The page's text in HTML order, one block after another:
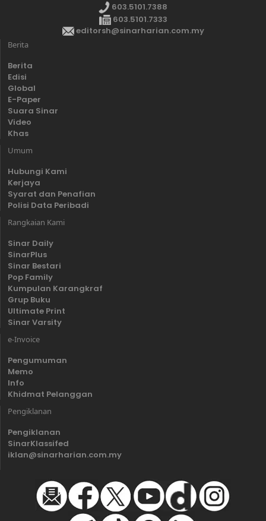
603.5101.7388
603.5101.7333
editorsh@sinarharian.com.my
Berita
Berita
Edisi
Global
E-Paper
Suara Sinar
Video
Khas
Umum
Hubungi Kami
Kerjaya
Syarat dan Penafian
Polisi Data Peribadi
Rangkaian Kami
Sinar Daily
SinarPlus
Sinar Bestari
Pop Family
Kumpulan Karangkraf
Grup Buku
Ultimate Print
Sinar Varsity
e-Invoice
Pengumuman
Memo
Info
Khidmat Pelanggan
Pengiklanan
Pengiklanan
SinarKlassifed
iklan@sinarharian.com.my